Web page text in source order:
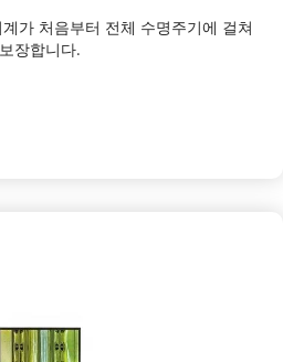
가 처음부터 전체 수명주기에 걸쳐
장합니다.